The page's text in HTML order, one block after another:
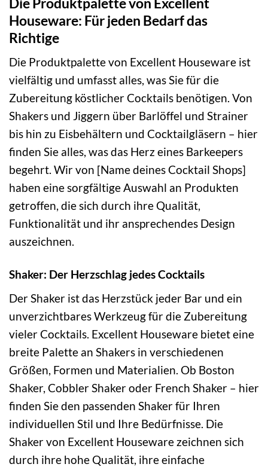
Houseware: Für jeden Bedarf das
Richtige
Die Produktpalette von Excellent Houseware ist
vielfältig und umfasst alles, was Sie für die
Zubereitung köstlicher Cocktails benötigen. Von
Shakers und Jiggern über Barlöffel und Strainer
bis hin zu Eisbehältern und Cocktailgläsern – hier
finden Sie alles, was das Herz eines Barkeepers
begehrt. Wir von [Name deines Cocktail Shops]
haben eine sorgfältige Auswahl an Produkten
getroffen, die sich durch ihre Qualität,
Funktionalität und ihr ansprechendes Design
auszeichnen.
Shaker: Der Herzschlag jedes Cocktails
Der Shaker ist das Herzstück jeder Bar und ein
unverzichtbares Werkzeug für die Zubereitung
vieler Cocktails. Excellent Houseware bietet eine
breite Palette an Shakers in verschiedenen
Größen, Formen und Materialien. Ob Boston
Shaker, Cobbler Shaker oder French Shaker – hier
finden Sie den passenden Shaker für Ihren
individuellen Stil und Ihre Bedürfnisse. Die
Shaker von Excellent Houseware zeichnen sich
durch ihre hohe Qualität, ihre einfache